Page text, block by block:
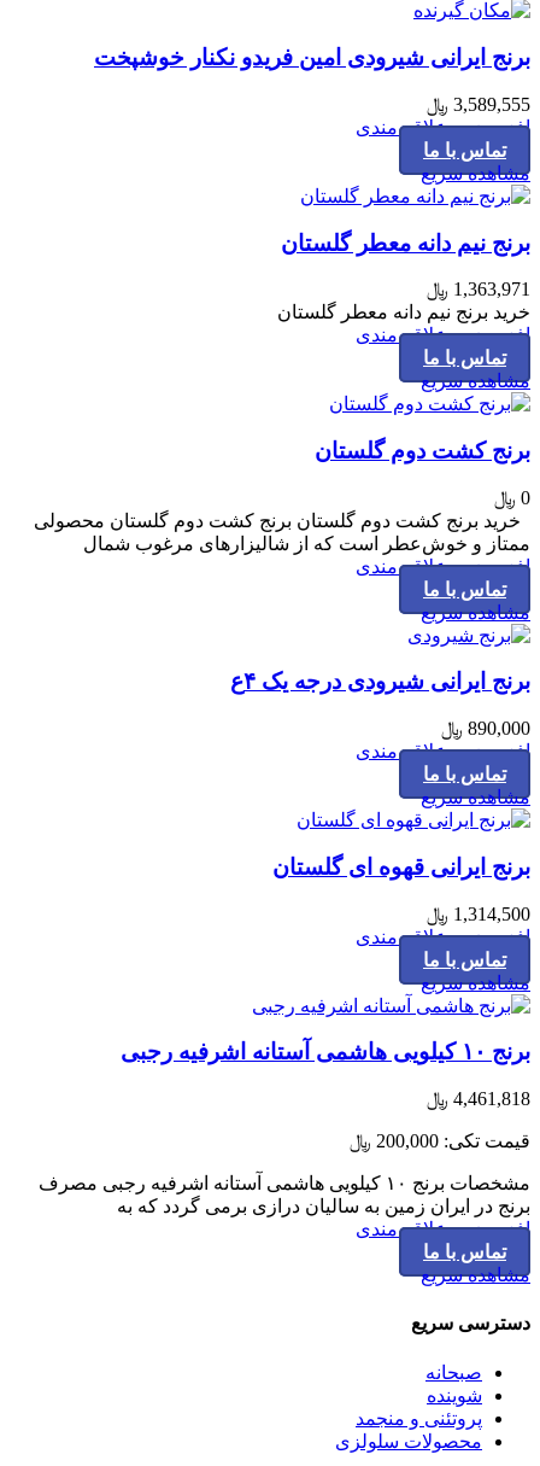
برنج ایرانی شیرودی امین فریدو نکنار خوشپخت
3,589,555 ﷼
افزودن به علاقه مندی
تماس با ما
مشاهده سریع
برنج نیم دانه معطر گلستان
1,363,971 ﷼
خرید برنج نیم دانه معطر گلستان
افزودن به علاقه مندی
تماس با ما
مشاهده سریع
برنج کشت دوم گلستان
0 ﷼
خرید برنج کشت دوم گلستان برنج کشت دوم گلستان محصولی
ممتاز و خوش‌عطر است که از شالیزارهای مرغوب شمال
افزودن به علاقه مندی
تماس با ما
مشاهده سریع
برنج ایرانی شیرودی درجه یک ۴ع
890,000 ﷼
افزودن به علاقه مندی
تماس با ما
مشاهده سریع
برنج ایرانی قهوه ای گلستان
1,314,500 ﷼
افزودن به علاقه مندی
تماس با ما
مشاهده سریع
برنج ۱۰ کیلویی هاشمی آستانه اشرفیه رجبی
4,461,818 ﷼
قیمت تکی: 200,000 ﷼
مشخصات برنج ۱۰ کیلویی هاشمی آستانه اشرفیه رجبی مصرف
برنج در ایران زمین به سالیان درازی برمی گردد که به
افزودن به علاقه مندی
تماس با ما
مشاهده سریع
دسترسی سریع
صبحانه
شوینده
پروتئنی و منجمد
محصولات سلولزی